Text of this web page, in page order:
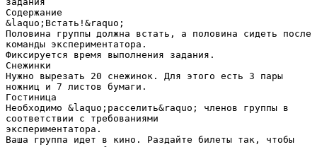
Содержание
&laquo;Встать!&raquo;
Половина группы должна встать, а половина сидеть после
команды экспериментатора.
Фиксируется время выполнения задания.
Снежинки
Нужно вырезать 20 снежинок. Для этого есть 3 пары
ножниц и 7 листов бумаги.
Гостиница
Необходимо &laquo;расселить&raquo; членов группы в
соответствии с требованиями
экспериментатора.
Ваша группа идет в кино. Раздайте билеты так, чтобы